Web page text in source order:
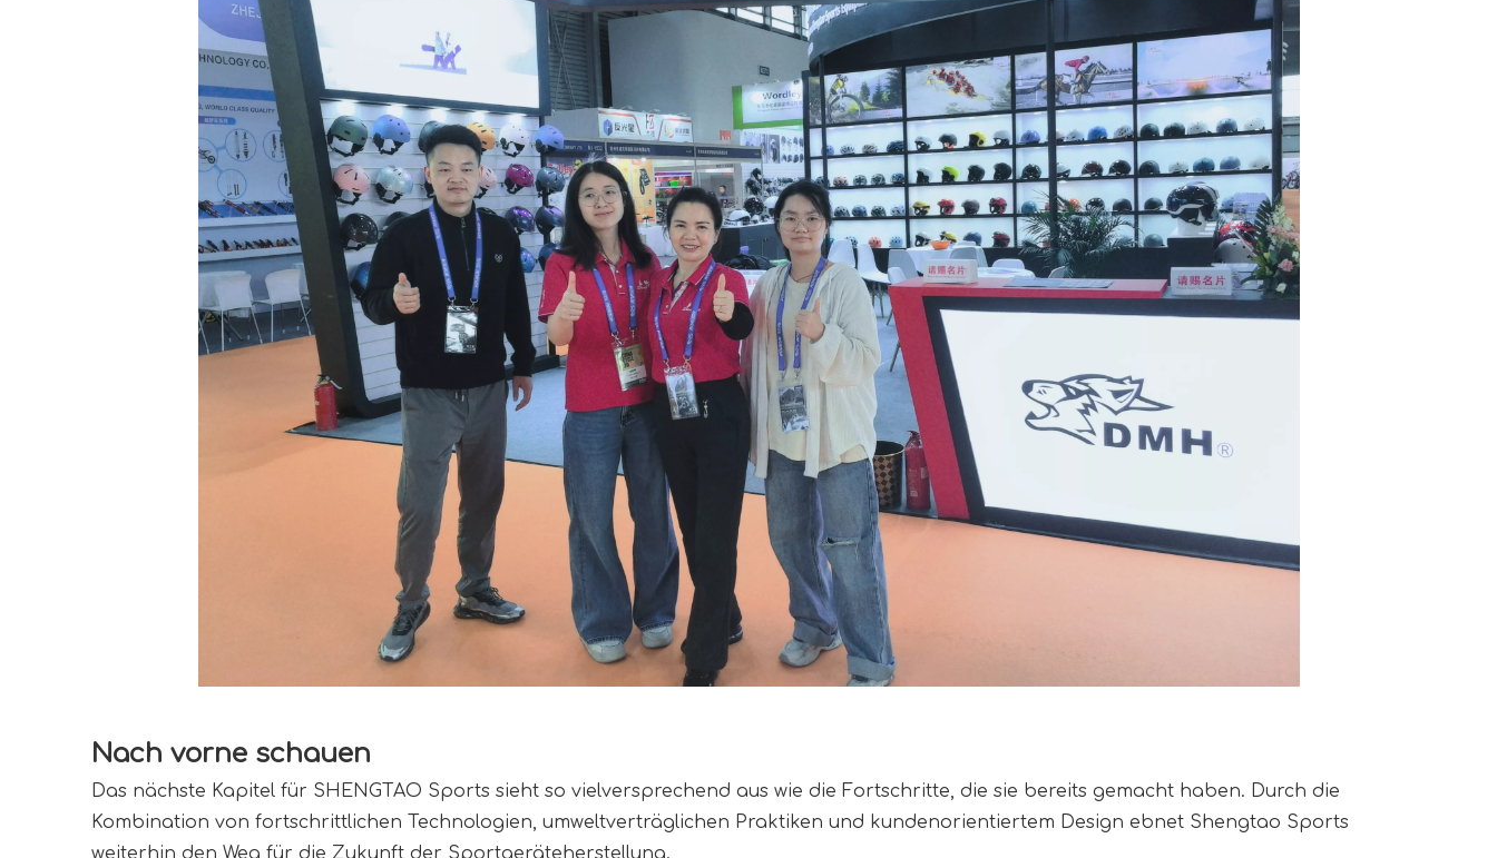
Nach vorne schauen
Das nächste Kapitel für SHENGTAO Sports sieht so vielversprechend aus wie die Fortschritte, die sie bereits gemacht haben. Durch die
Kombination von fortschrittlichen Technologien, umweltverträglichen Praktiken und kundenorientiertem Design ebnet Shengtao Sports
weiterhin den Weg für die Zukunft der Sportgeräteherstellung.